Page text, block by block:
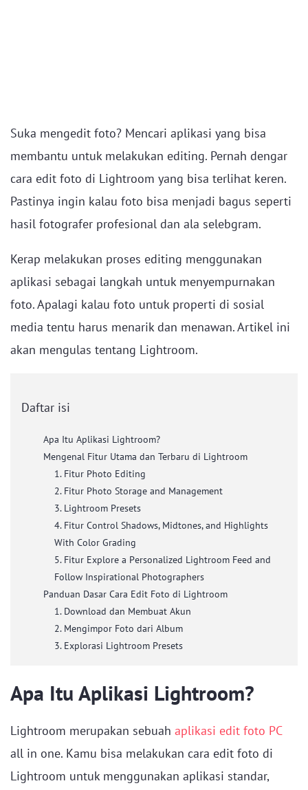
Suka mengedit foto? Mencari aplikasi yang bisa
membantu untuk melakukan editing. Pernah dengar
cara edit foto di Lightroom yang bisa terlihat keren.
Pastinya ingin kalau foto bisa menjadi bagus seperti
hasil fotografer profesional dan ala selebgram.
Kerap melakukan proses editing menggunakan
aplikasi sebagai langkah untuk menyempurnakan
foto. Apalagi kalau foto untuk properti di sosial
media tentu harus menarik dan menawan. Artikel ini
akan mengulas tentang Lightroom.
Daftar isi
Apa Itu Aplikasi Lightroom?
Mengenal Fitur Utama dan Terbaru di Lightroom
1. Fitur Photo Editing
2. Fitur Photo Storage and Management
3. Lightroom Presets
4. Fitur Control Shadows, Midtones, and Highlights
With Color Grading
5. Fitur Explore a Personalized Lightroom Feed and
Follow Inspirational Photographers
Panduan Dasar Cara Edit Foto di Lightroom
1. Download dan Membuat Akun
2. Mengimpor Foto dari Album
3. Explorasi Lightroom Presets
Apa Itu Aplikasi Lightroom?
Lightroom merupakan sebuah aplikasi edit foto PC
all in one. Kamu bisa melakukan cara edit foto di
Lightroom untuk menggunakan aplikasi standar,